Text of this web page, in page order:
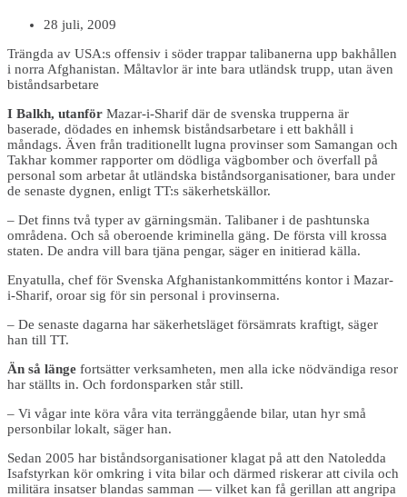
28 juli, 2009
Trängda av USA:s offensiv i söder trappar talibanerna upp bakhållen
i norra Afghanistan. Måltavlor är inte bara utländsk trupp, utan även
biståndsarbetare
I Balkh, utanför Mazar-i-Sharif där de svenska trupperna är
baserade, dödades en inhemsk biståndsarbetare i ett bakhåll i
måndags. Även från traditionellt lugna provinser som Samangan och
Takhar kommer rapporter om dödliga vägbomber och överfall på
personal som arbetar åt utländska biståndsorganisationer, bara under
de senaste dygnen, enligt TT:s säkerhetskällor.
– Det finns två typer av gärningsmän. Talibaner i de pashtunska
områdena. Och så oberoende kriminella gäng. De första vill krossa
staten. De andra vill bara tjäna pengar, säger en initierad källa.
Enyatulla, chef för Svenska Afghanistankommitténs kontor i Mazar-
i-Sharif, oroar sig för sin personal i provinserna.
– De senaste dagarna har säkerhetsläget försämrats kraftigt, säger
han till TT.
Än så länge fortsätter verksamheten, men alla icke nödvändiga resor
har ställts in. Och fordonsparken står still.
– Vi vågar inte köra våra vita terränggående bilar, utan hyr små
personbilar lokalt, säger han.
Sedan 2005 har biståndsorganisationer klagat på att den Natoledda
Isafstyrkan kör omkring i vita bilar och därmed riskerar att civila och
militära insatser blandas samman — vilket kan få gerillan att angripa